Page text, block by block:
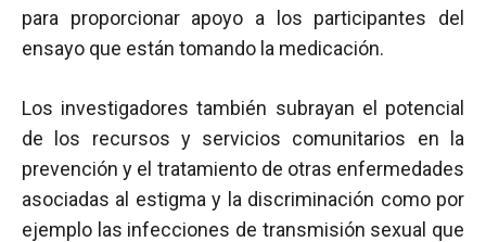
para proporcionar apoyo a los participantes del
ensayo que están tomando la medicación.
Los investigadores también subrayan el potencial
de los recursos y servicios comunitarios en la
prevención y el tratamiento de otras enfermedades
asociadas al estigma y la discriminación como por
ejemplo las infecciones de transmisión sexual que